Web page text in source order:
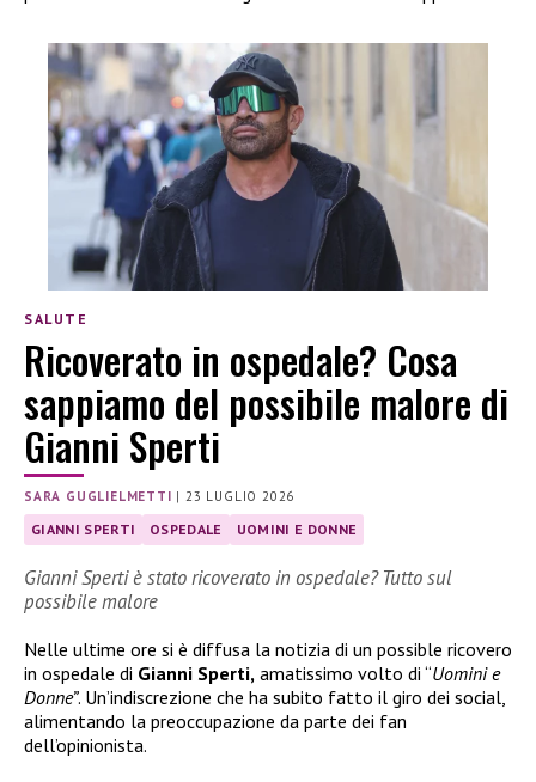
SALUTE
Ricoverato in ospedale? Cosa
sappiamo del possibile malore di
Gianni Sperti
SARA GUGLIELMETTI |23 LUGLIO 2026
GIANNI SPERTI OSPEDALE UOMINI E DONNE
Gianni Sperti è stato ricoverato in ospedale? Tutto sul
possibile malore
Nelle ultime ore si è diffusa la notizia di un possible ricovero
in ospedale di Gianni Sperti, amatissimo volto di “Uomini e
Donne”. Un’indiscrezione che ha subito fatto il giro dei social,
alimentando la preoccupazione da parte dei fan
dell’opinionista.